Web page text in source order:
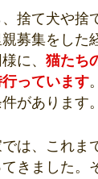
捨て犬や捨
募集をした
に、 猫たち
っています
があります。
は、これま
きました。